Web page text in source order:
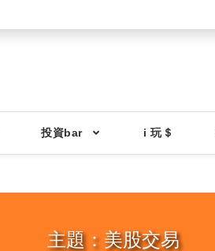
投資bar i 玩＄
主題：美股交易